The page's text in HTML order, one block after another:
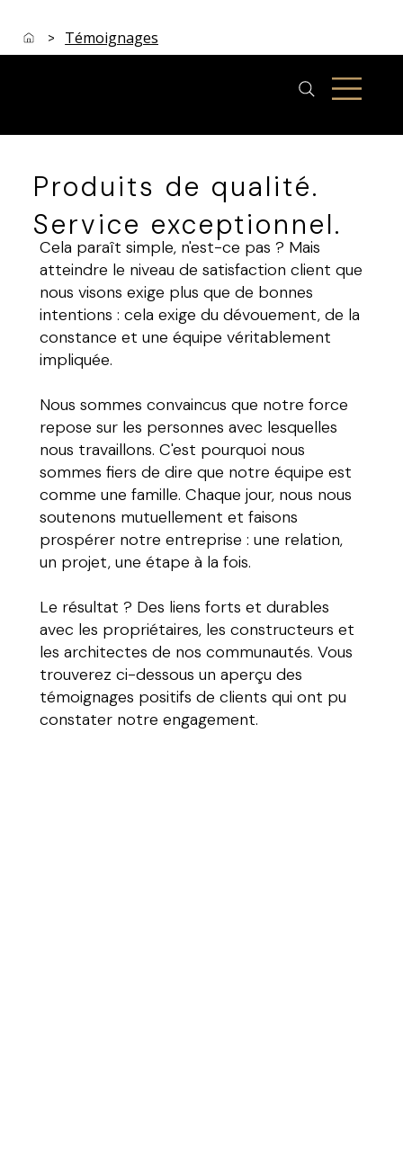
> Témoignages
Cela paraît simple, n'est-ce pas ? Mais
atteindre le niveau de satisfaction client que
nous visons exige plus que de bonnes
intentions : cela exige du dévouement, de la
constance et une équipe véritablement
impliquée.
Nous sommes convaincus que notre force
repose sur les personnes avec lesquelles
nous travaillons. C'est pourquoi nous
sommes fiers de dire que notre équipe est
comme une famille. Chaque jour, nous nous
soutenons mutuellement et faisons
prospérer notre entreprise : une relation,
un projet, une étape à la fois.
Le résultat ? Des liens forts et durables
avec les propriétaires, les constructeurs et
les architectes de nos communautés. Vous
trouverez ci-dessous un aperçu des
témoignages positifs de clients qui ont pu
constater notre engagement.
Produits de qualité.
Service exceptionnel.